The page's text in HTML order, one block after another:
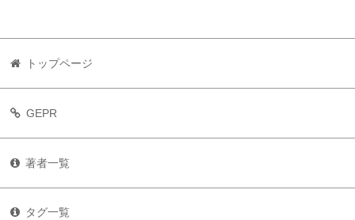
トップページ
GEPR
著者一覧
タグ一覧